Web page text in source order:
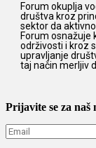
Forum okuplja
društva kroz
sektor da
Forum osnažuje
održivosti i kroz
upravljanje
taj način merljiv
Prijavite se za naš